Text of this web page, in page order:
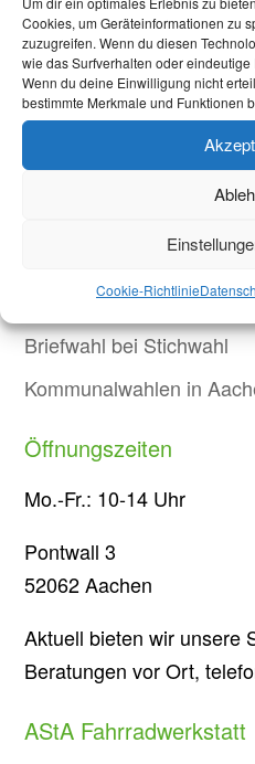
Cookies, um Geräteinformationen zu
zuzugreifen. Wenn du diesen
wie das Surfverhalten oder
Wenn du deine Einwilligung nicht
bestimmte Merkmale und Funktionen
Cookie-Richtlinie
wird...
Aktuelles
Welcome Week und
neuer internationaler
Warum Einsamkeit im
gegen Sparmaßnahmen
Briefwahl bei Stichwahl
Kommunalwahlen in
Öffnungszeiten
Mo.-Fr.: 10-14 Uhr
Pontwall 3
52062 Aachen
Aktuell bieten wir unsere
Beratungen vor Ort,
AStA Fahrradwerkstatt